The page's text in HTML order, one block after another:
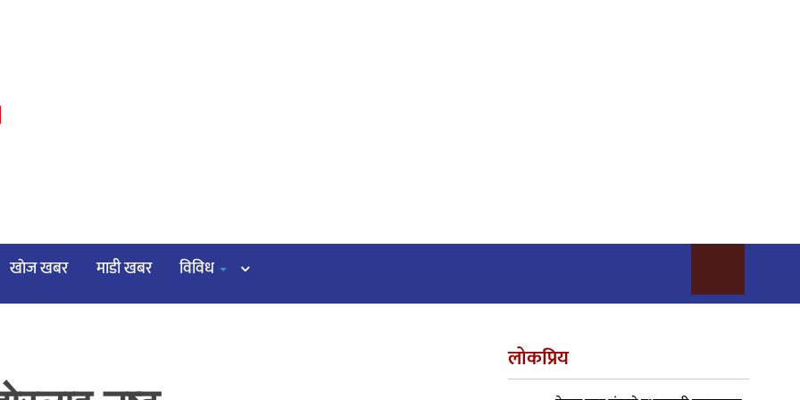
खाेज खबर माडी खबर विविध
लोकप्रिय